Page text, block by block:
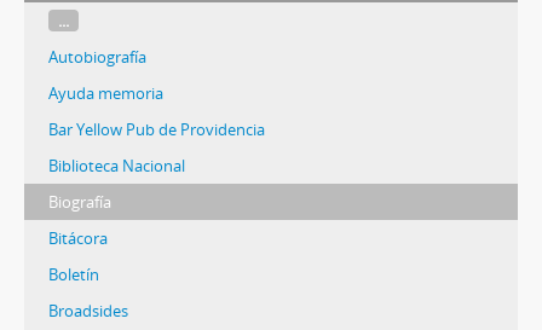
...
Autobiografía
Ayuda memoria
Bar Yellow Pub de Providencia
Biblioteca Nacional
Biografía
Bitácora
Boletín
Broadsides